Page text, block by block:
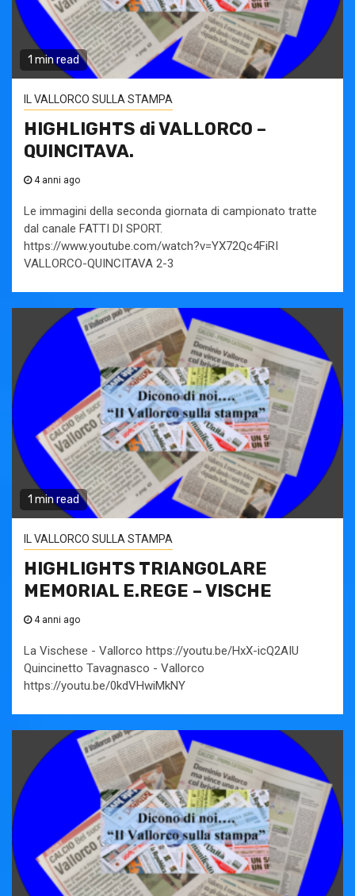
1 min read
IL VALLORCO SULLA STAMPA
HIGHLIGHTS di VALLORCO –
QUINCITAVA.
4 anni ago
Le immagini della seconda giornata di campionato tratte
dal canale FATTI DI SPORT.
https://www.youtube.com/watch?v=YX72Qc4FiRI
VALLORCO-QUINCITAVA 2-3
1 min read
IL VALLORCO SULLA STAMPA
HIGHLIGHTS TRIANGOLARE
MEMORIAL E.REGE – VISCHE
4 anni ago
La Vischese - Vallorco https://youtu.be/HxX-icQ2AIU
Quincinetto Tavagnasco - Vallorco
https://youtu.be/0kdVHwiMkNY